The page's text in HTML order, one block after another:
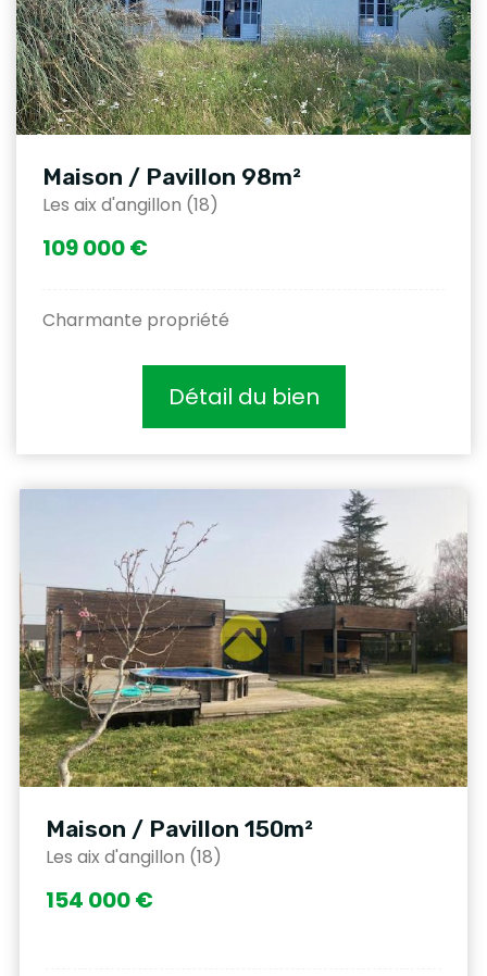
Maison / Pavillon 98m²
Les aix d'angillon (18)
109 000 €
Charmante propriété
Détail du bien
Maison / Pavillon 150m²
Les aix d'angillon (18)
154 000 €